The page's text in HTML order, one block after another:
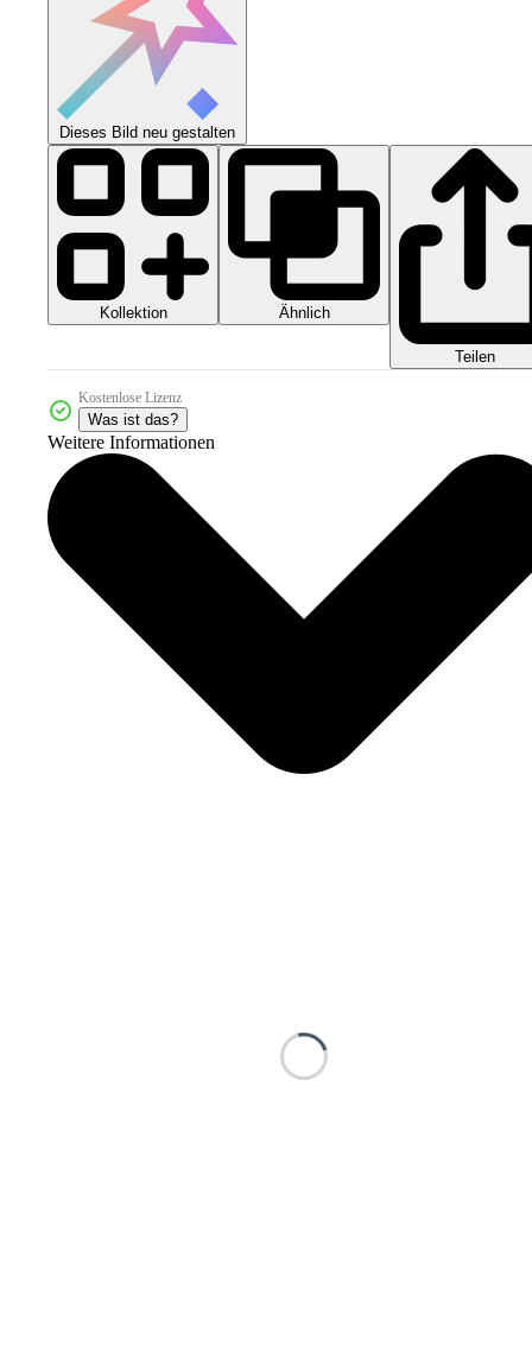
Dieses Bild neu gestalten
Kollektion Ähnlich
Teilen
Kostenlose Lizenz
Was ist das?
Weitere Informationen